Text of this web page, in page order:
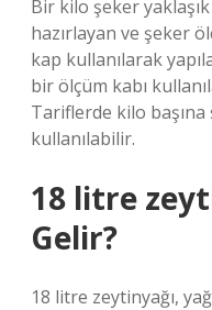
Bir kilo şeker
hazırlayan ve şeker
kap kullanılarak
bir ölçüm kabı
Tariflerde kilo
kullanılabilir.
18 litre
Gelir?
18 litre zeytinyağı,